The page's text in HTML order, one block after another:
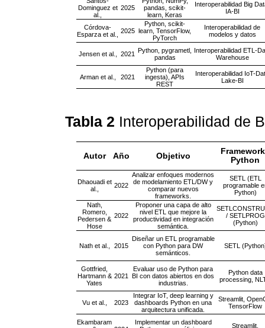
Dominguez et
al.,
2025
pandas, scikit-
learn, Keras
Interoperabilidad Big
IA-BI
Córdova-
Esparza et al.,
2025
Python, scikit-
learn, TensorFlow,
PyTorch
Interoperabilidad de
modelos y datos
Jensen et al., 2021 Python, pygrametl,
pandas
Interoperabilidad ETL-
Warehouse
Arman et al., 2021
Python (para
ingesta), APIs
REST
Interoperabilidad IoT-
Lake-BI
Tabla 2 Interoperabilidad de
Autor Año Objetivo
Python
Dhaouadi et
al.,
2022
Analizar enfoques modernos
de modelamiento ETL/DW y
comparar nuevos
frameworks.
SETL (ETL
programable
Python)
Nath,
Romero,
Pedersen &
Hose
2022
Proponer una capa de alto
nivel ETL que mejore la
productividad en integración
semántica.
/ SETLPROG
(Python)
Nath et al., 2015
Diseñar un ETL programable
con Python para DW
semánticos.
SETL
Gottfried,
Hartmann &
Yates
2021
Evaluar uso de Python para
BI con datos abiertos en dos
industrias.
Python data
processing,
Vu et al., 2023
Integrar IoT, deep learning y
dashboards Python en una
arquitectura unificada.
Streamlit,
TensorFlow
Ekambaram
Implementar un dashboard
Streamlit,